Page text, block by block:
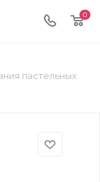
0
пастельных